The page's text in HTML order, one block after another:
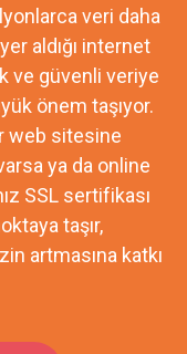
veri daha
aldığı internet
ve güvenli veriye
önem taşıyor.
web sitesine
ya da online
SSL sertifikası
taşır,
artmasına katkı